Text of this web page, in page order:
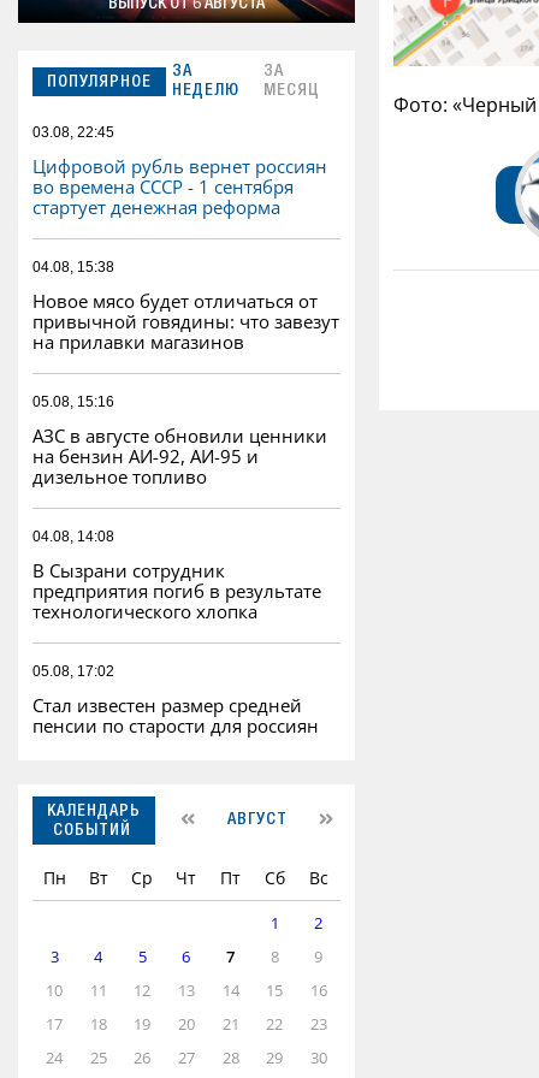
ВЫПУСК ОТ 6 АВГУСТА
ПОПУЛЯРНОЕ
ЗА
НЕДЕЛЮ
ЗА
МЕСЯЦ
03.08, 22:45
Цифровой рубль вернет россиян
во времена СССР - 1 сентября
стартует денежная реформа
04.08, 15:38
Новое мясо будет отличаться от
привычной говядины: что завезут
на прилавки магазинов
05.08, 15:16
АЗС в августе обновили ценники
на бензин АИ-92, АИ-95 и
дизельное топливо
04.08, 14:08
В Сызрани сотрудник
предприятия погиб в результате
технологического хлопка
05.08, 17:02
Стал известен размер средней
пенсии по старости для россиян
КАЛЕНДАРЬ
СОБЫТИЙ
АВГУСТ
Пн Вт Ср Чт Пт Сб Вс
1
2
3
4 5 6 7 8
9
10
11 12 13 14 15
16
17
18 19 20 21 22
23
24
25 26 27 28 29 30
Фото: